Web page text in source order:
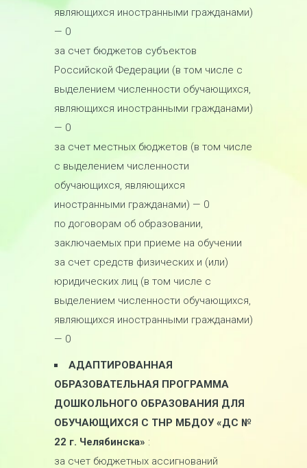
являющихся иностранными гражданами)
— 0
за счет бюджетов субъектов
Российской Федерации (в том числе с
выделением численности обучающихся,
являющихся иностранными гражданами)
— 0
за счет местных бюджетов (в том числе
с выделением численности
обучающихся, являющихся
иностранными гражданами) — 0
по договорам об образовании,
заключаемых при приеме на обучении
за счет средств физических и (или)
юридических лиц (в том числе с
выделением численности обучающихся,
являющихся иностранными гражданами)
— 0
АДАПТИРОВАННАЯ
ОБРАЗОВАТЕЛЬНАЯ ПРОГРАММА
ДОШКОЛЬНОГО ОБРАЗОВАНИЯ ДЛЯ
ОБУЧАЮЩИХСЯ С ТНР МБДОУ «ДС №
22 г. Челябинска» :
за счет бюджетных ассигнований